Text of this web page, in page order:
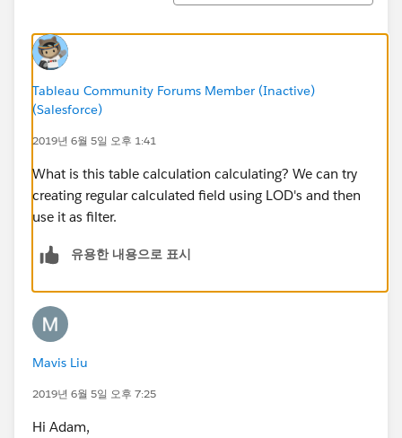
Tableau Community Forums Member (Inactive)
(Salesforce)
2019년 6월 5일 오후 1:41
What is this table calculation calculating? We can try
creating regular calculated field using LOD's and then
use it as filter.
유용한 내용으로 표시
Mavis Liu
2019년 6월 5일 오후 7:25
Hi Adam,